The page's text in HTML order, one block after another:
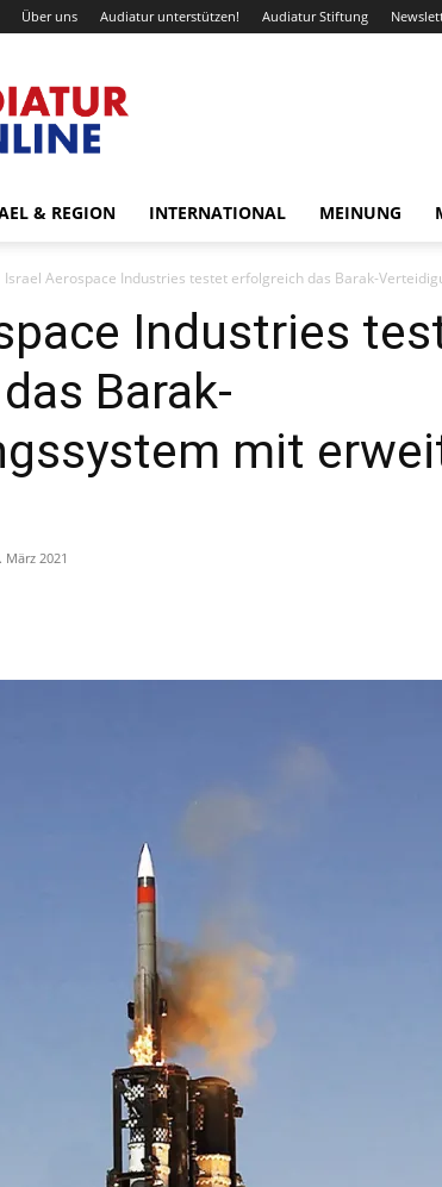
Über uns Audiatur unterstützen! Audiatur Stiftung
& REGION INTERNATIONAL MEINUNG
Israel Aerospace Industries testet erfolgreich das Barak-
Industries
Barak-
mit
März 2021